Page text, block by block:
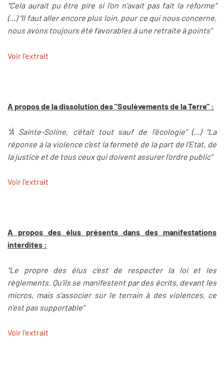
"Cela aurait pu être pire si l’on n’avait pas fait la réforme"
(...) "Il faut aller encore plus loin, pour ce qui nous concerne,
nous avons toujours été favorables à une retraite à points"
Voir l'extrait
A propos de la dissolution des "Soulèvements de la Terre" :
"À Sainte-Soline, c’était tout sauf de l’écologie" (...) "La
réponse à la violence c’est la fermeté de la part de l’Etat, de
la justice et de tous ceux qui doivent assurer l’ordre public"
Voir l'extrait
A propos des élus présents dans des manifestations
interdites :
"Le propre des élus c’est de respecter la loi et les
règlements. Qu’ils se manifestent par des écrits, devant les
micros, mais s’associer sur le terrain à des violences, ce
n’est pas supportable"
Voir l'extrait